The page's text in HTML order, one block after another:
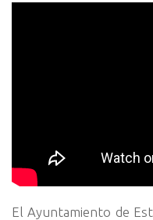
El Ayuntamiento de